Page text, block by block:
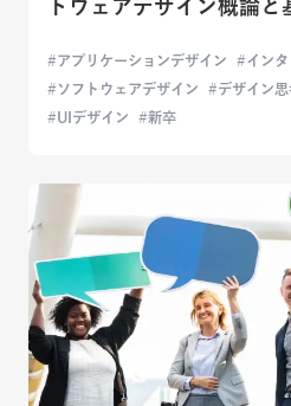
トウェアデザイン概論
アプリケーションデザイン
イン
ソフトウェアデザイン
デザイン
UIデザイン
新卒